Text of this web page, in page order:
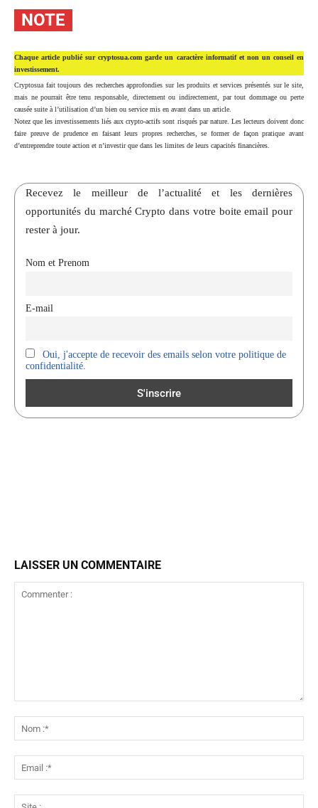
NOTE
Chaque article publié sur cryptosua.com garde un caractère informatif et non un conseil en
investissement.
Cryptosua fait toujours des recherches approfondies sur les produits et services présentés sur le site,
mais ne pourrait être tenu responsable, directement ou indirectement, par tout dommage ou perte
causée suite à l’utilisation d’un bien ou service mis en avant dans un article.
Notez que les investissements liés aux crypto-actifs sont risqués par nature. Les lecteurs doivent donc
faire preuve de prudence en faisant leurs propres recherches, se former de façon pratique avant
d’entreprendre toute action et n’investir que dans les limites de leurs capacités financières.
Recevez le meilleur de l’actualité et les dernières
opportunités du marché Crypto dans votre boite email pour
rester à jour.
Nom et Prenom
E-mail
Oui, j'accepte de recevoir des emails selon votre politique de
confidentialité.
LAISSER UN COMMENTAIRE
:*
:*